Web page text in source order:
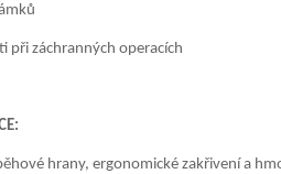
při záchranných operacích
hrany, ergonomické zakřivení a